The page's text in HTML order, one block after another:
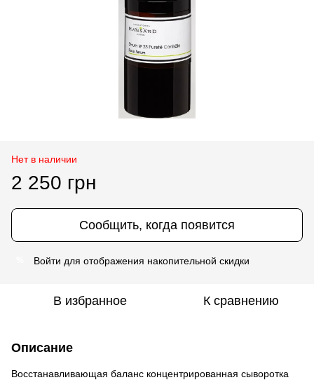
Нет в наличии
2 250 грн
Сообщить, когда появится
Войти для отображения накопительной скидки
В избранное К сравнению
Описание
Восстанавливающая баланс концентрированная сыворотка